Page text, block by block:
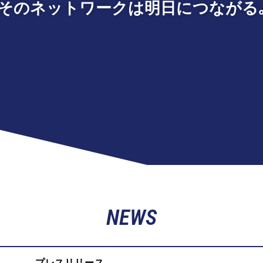
のネットワークは明日につながる
NEWS